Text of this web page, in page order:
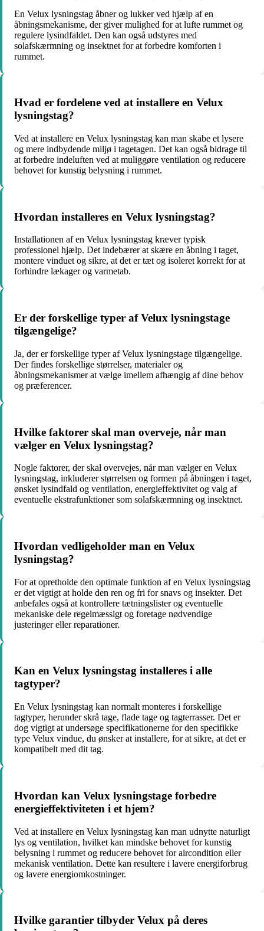
En Velux lysningstag åbner og lukker ved hjælp af en
åbningsmekanisme, der giver mulighed for at lufte rummet og
regulere lysindfaldet. Den kan også udstyres med
solafskærmning og insektnet for at forbedre komforten i
rummet.
Hvad er fordelene ved at installere en Velux
lysningstag?
Ved at installere en Velux lysningstag kan man skabe et lysere
og mere indbydende miljø i tagetagen. Det kan også bidrage til
at forbedre indeluften ved at muliggøre ventilation og reducere
behovet for kunstig belysning i rummet.
Hvordan installeres en Velux lysningstag?
Installationen af en Velux lysningstag kræver typisk
professionel hjælp. Det indebærer at skære en åbning i taget,
montere vinduet og sikre, at det er tæt og isoleret korrekt for at
forhindre lækager og varmetab.
Er der forskellige typer af Velux lysningstage
tilgængelige?
Ja, der er forskellige typer af Velux lysningstage tilgængelige.
Der findes forskellige størrelser, materialer og
åbningsmekanismer at vælge imellem afhængig af dine behov
og præferencer.
Hvilke faktorer skal man overveje, når man
vælger en Velux lysningstag?
Nogle faktorer, der skal overvejes, når man vælger en Velux
lysningstag, inkluderer størrelsen og formen på åbningen i taget,
ønsket lysindfald og ventilation, energieffektivitet og valg af
eventuelle ekstrafunktioner som solafskærmning og insektnet.
Hvordan vedligeholder man en Velux
lysningstag?
For at opretholde den optimale funktion af en Velux lysningstag
er det vigtigt at holde den ren og fri for snavs og insekter. Det
anbefales også at kontrollere tætningslister og eventuelle
mekaniske dele regelmæssigt og foretage nødvendige
justeringer eller reparationer.
Kan en Velux lysningstag installeres i alle
tagtyper?
En Velux lysningstag kan normalt monteres i forskellige
tagtyper, herunder skrå tage, flade tage og tagterrasser. Det er
dog vigtigt at undersøge specifikationerne for den specifikke
type Velux vindue, du ønsker at installere, for at sikre, at det er
kompatibelt med dit tag.
Hvordan kan Velux lysningstage forbedre
energieffektiviteten i et hjem?
Ved at installere en Velux lysningstag kan man udnytte naturligt
lys og ventilation, hvilket kan mindske behovet for kunstig
belysning i rummet og reducere behovet for aircondition eller
mekanisk ventilation. Dette kan resultere i lavere energiforbrug
og lavere energiomkostninger.
Hvilke garantier tilbyder Velux på deres